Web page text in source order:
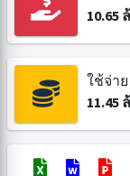
10.65
ใช้จ่าย
11.45